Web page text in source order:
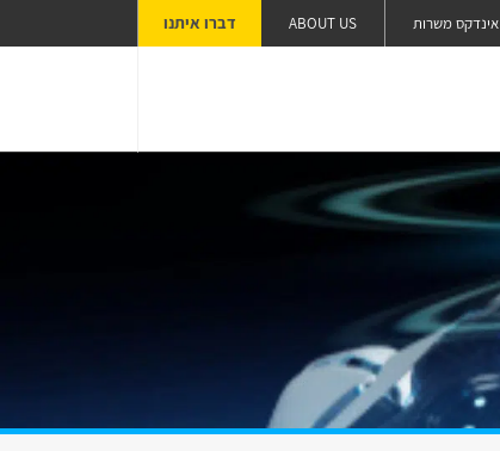
אינדקס משרות ABOUT US דברו איתנו